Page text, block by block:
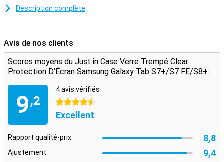
gardes l'écran sans dommages !
bien l'écran de ton Samsung Galaxy Tab S7 FE contre la saleté et
les rayures.
Ce protecteur d'écran transparent est précisément adapté à ton
écran. Cela le rend presque invisible.
**Certains écrans sont légèrement arrondis sur les côtés. Cela
signifie qu'un protecteur d'écran ne s'adapte pas jusqu'au bord,
mais seulement sur la partie qui est plate. Il peut donc arriver qu'un
protecteur d'écran soit légèrement plus petit que l'écran. Pour des
conseils pratiques, regarde la vidéo ci-dessous.
Description complète
Avis de nos clients
Scores moyens du Just in Case Verre Trempé Clear
Protection D'Écran Samsung Galaxy Tab S7+/S7 FE/S8+:
9,2
4 avis vérifiés
4.5 étoiles
Excellent
Rapport qualité-prix: 8,8
Ajustement: 9,4